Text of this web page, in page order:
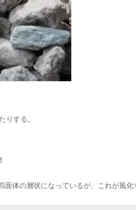
りする。
面体の層状になっているが、これが風